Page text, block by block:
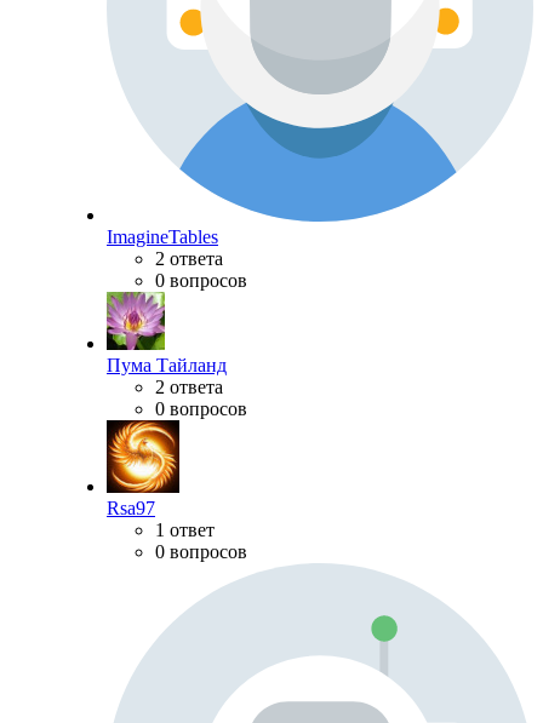
ImagineTables
2 ответа
0 вопросов
Пума Тайланд
2 ответа
0 вопросов
Rsa97
1 ответ
0 вопросов